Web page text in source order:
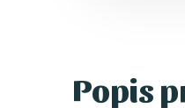
Popis